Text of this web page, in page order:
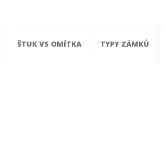
ŠTUK VS OMÍTKA TYPY ZÁMKŮ